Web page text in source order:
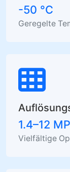
-50 °C
Geregelte
1.4–12 MP
Vielfältige